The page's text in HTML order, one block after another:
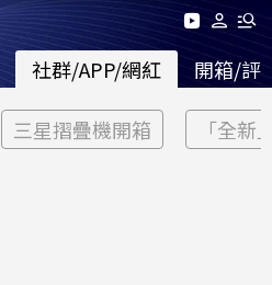
社群/APP/網紅 開箱/評
三星摺疊機開箱 「全新